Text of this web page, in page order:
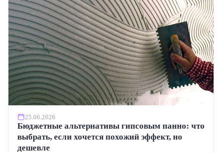
25.06.2026
Бюджетные альтернативы гипсовым панно: что
выбрать, если хочется похожий эффект, но
дешевле